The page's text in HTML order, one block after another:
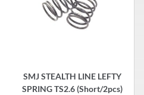
SMJ STEALTH LINE LEFTY
SPRING TS2.6 (Short/2pcs)